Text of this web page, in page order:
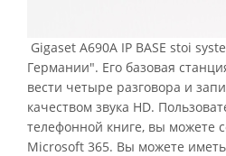
Gigaset A690A IP BASE stoi
Германии". Его базовая
вести четыре разговора и
качеством звука HD.
телефонной книге, вы можете
Microsoft 365. Вы можете